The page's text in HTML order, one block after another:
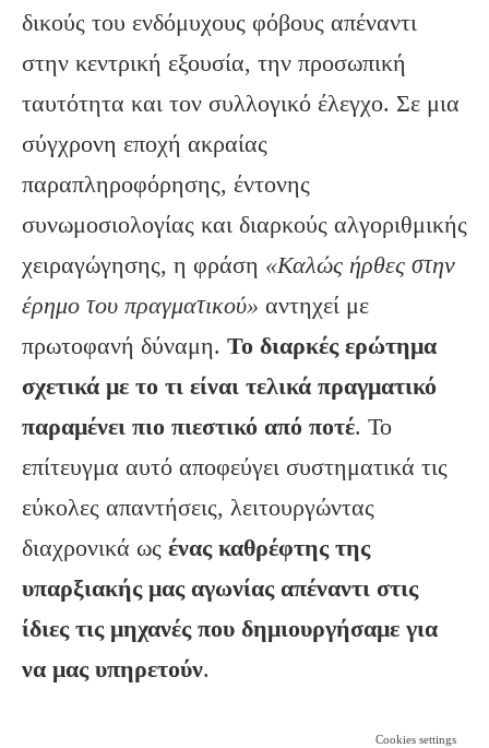
δικούς του ενδόμυχους φόβους απέναντι
στην κεντρική εξουσία, την προσωπική
ταυτότητα και τον συλλογικό έλεγχο. Σε μια
σύγχρονη εποχή ακραίας
παραπληροφόρησης, έντονης
συνωμοσιολογίας και διαρκούς αλγοριθμικής
χειραγώγησης, η φράση «Καλώς ήρθες στην
έρημο του πραγματικού» αντηχεί με
πρωτοφανή δύναμη. Το διαρκές ερώτημα
σχετικά με το τι είναι τελικά πραγματικό
παραμένει πιο πιεστικό από ποτέ. Το
επίτευγμα αυτό αποφεύγει συστηματικά τις
εύκολες απαντήσεις, λειτουργώντας
διαχρονικά ως ένας καθρέφτης της
υπαρξιακής μας αγωνίας απέναντι στις
ίδιες τις μηχανές που δημιουργήσαμε για
να μας υπηρετούν.
Cookies settings